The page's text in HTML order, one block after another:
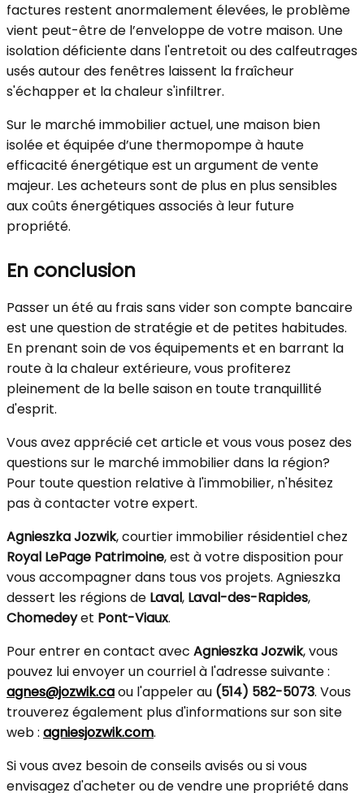
factures restent anormalement élevées, le problème
vient peut-être de l’enveloppe de votre maison. Une
isolation déficiente dans l'entretoit ou des calfeutrages
usés autour des fenêtres laissent la fraîcheur
s'échapper et la chaleur s'infiltrer.
Sur le marché immobilier actuel, une maison bien
isolée et équipée d’une thermopompe à haute
efficacité énergétique est un argument de vente
majeur. Les acheteurs sont de plus en plus sensibles
aux coûts énergétiques associés à leur future
propriété.
En conclusion
Passer un été au frais sans vider son compte bancaire
est une question de stratégie et de petites habitudes.
En prenant soin de vos équipements et en barrant la
route à la chaleur extérieure, vous profiterez
pleinement de la belle saison en toute tranquillité
d'esprit.
Vous avez apprécié cet article et vous vous posez des
questions sur le marché immobilier dans la région?
Pour toute question relative à l'immobilier, n'hésitez
pas à contacter votre expert.
Agnieszka Jozwik, courtier immobilier résidentiel chez
Royal LePage Patrimoine, est à votre disposition pour
vous accompagner dans tous vos projets. Agnieszka
dessert les régions de Laval, Laval-des-Rapides,
Chomedeyet Pont-Viaux.
Pour entrer en contact avec Agnieszka Jozwik, vous
pouvez lui envoyer un courriel à l'adresse suivante :
agnes@jozwik.caou l'appeler au (514) 582-5073. Vous
trouverez également plus d'informations sur son site
web : agniesjozwik.com.
Si vous avez besoin de conseils avisés ou si vous
envisagez d'acheter ou de vendre une propriété dans